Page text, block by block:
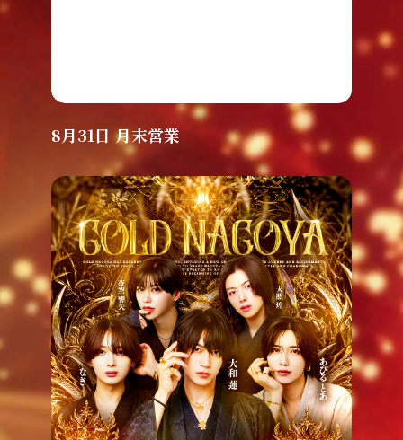
8月31日 月末営業